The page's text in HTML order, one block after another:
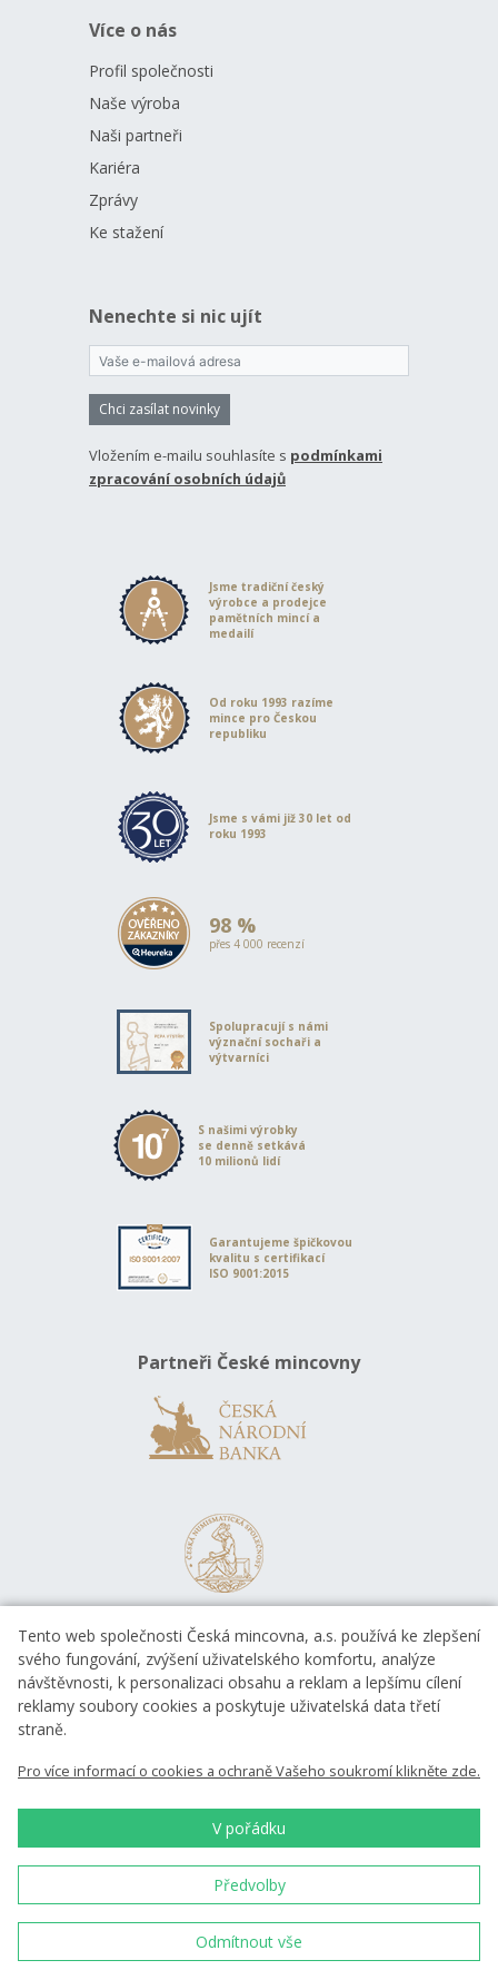
Více o nás
Profil společnosti
Naše výroba
Naši partneři
Kariéra
Zprávy
Ke stažení
Nenechte si nic ujít
Chci zasílat novinky
Vložením e-mailu souhlasíte s podmínkami
zpracování osobních údajů
Jsme tradiční český
výrobce a prodejce
pamětních mincí a
medailí
Od roku 1993 razíme
mince pro Českou
republiku
Jsme s vámi již 30 let od
roku 1993
98 %
přes 4 000 recenzí
Spolupracují s námi
význační sochaři a
výtvarníci
S našimi výrobky
se denně setkává
10 milionů lidí
Garantujeme špičkovou
kvalitu s certifikací
ISO 9001:2015
Partneři České mincovny
EVROPSKÁ UNIE
Evropský fond pro regionální rozvoj
Evropský fond pro regionální rozvoj
Investice do vaší budoucnosti
Česká mincovna, a.s. © 1993 - 2026
Tento web společnosti Česká mincovna, a.s. používá ke zlepšení
svého fungování, zvýšení uživatelského komfortu, analýze
návštěvnosti, k personalizaci obsahu a reklam a lepšímu cílení
reklamy soubory cookies a poskytuje uživatelská data třetí
straně.
Pro více informací o cookies a ochraně Vašeho soukromí klikněte zde.
V pořádku
Předvolby
Odmítnout vše